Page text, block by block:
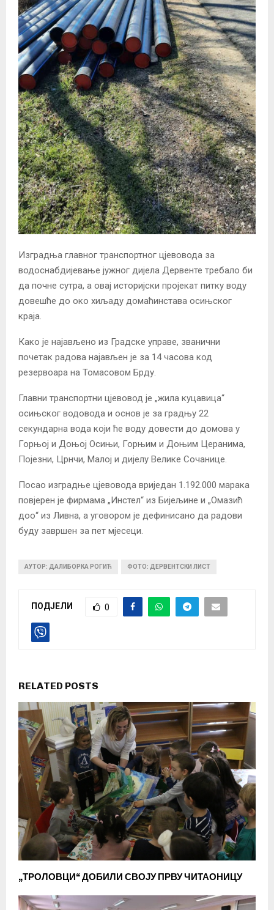
Изградња главног транспортног цјевовода за
водоснабдијевање јужног дијела Дервенте требало би
да почне сутра, а овај историјски пројекат питку воду
довешће до око хиљаду домаћинстава осињског
краја.
Како је најављено из Градске управе, званични
почетак радова најављен је за 14 часова код
резервоара на Томасовом Брду.
Главни транспортни цјевовод је „жила куцавица“
осињског водовода и основ је за градњу 22
секундарна вода који ће воду довести до домова у
Горњој и Доњој Осињи, Горњим и Доњим Церанима,
Појезни, Црнчи, Малој и дијелу Велике Сочанице.
Посао изградње цјевовода вриједан 1.192.000 марака
повјерен је фирмама „Инстел“ из Бијељине и „Омазић
доо“ из Ливна, а уговором је дефинисано да радови
буду завршен за пет мјесеци.
АУТОР: ДАЛИБОРКА РОГИЋ ФОТО: ДЕРВЕНТСКИ ЛИСТ
ПОДЈЕЛИ 0
RELATED POSTS
„ТРОЛОВЦИ“ ДОБИЛИ СВОЈУ ПРВУ ЧИТАОНИЦУ